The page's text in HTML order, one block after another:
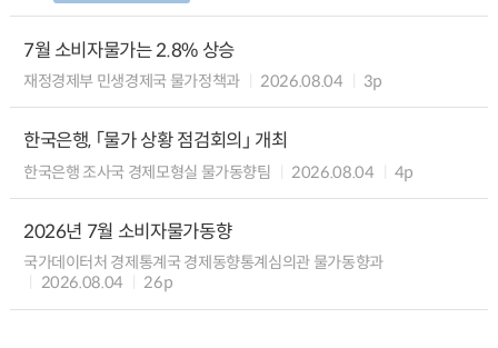
7월 소비자물가는 2.8% 상승
재정경제부 민생경제국 물가정책과 2026.08.04 3p
한국은행, 「물가 상황 점검회의」 개최
한국은행 조사국 경제모형실 물가동향팀 2026.08.04 4p
2026년 7월 소비자물가동향
국가데이터처 경제통계국 경제동향통계심의관 물가동향과
2026.08.04
26p